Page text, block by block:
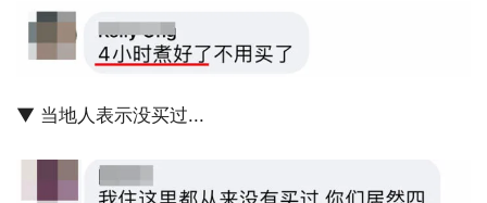
▼ 当地人表示没买过...